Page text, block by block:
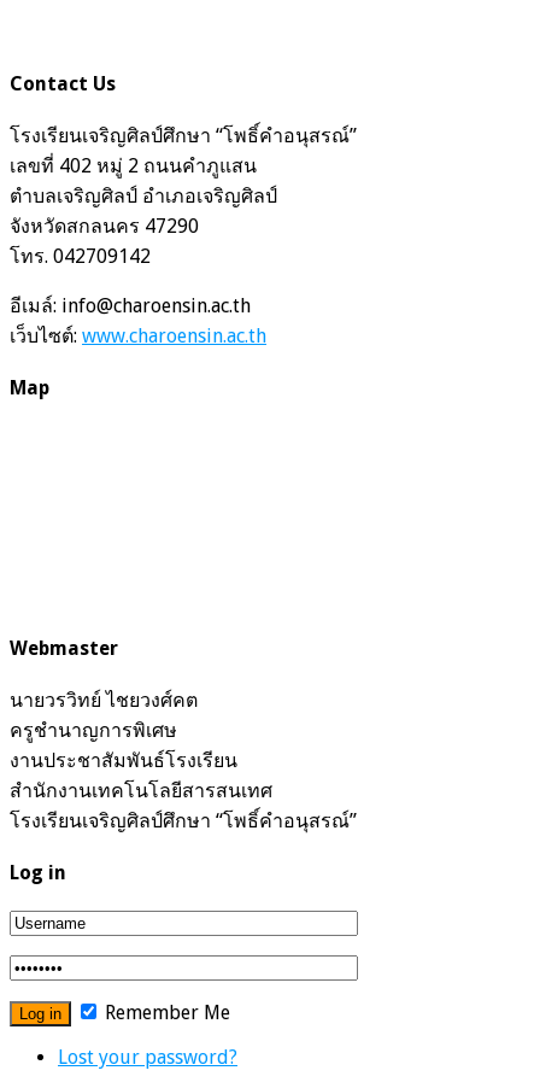
Contact Us
โรงเรียนเจริญศิลป์ศึกษา “โพธิ์คำอนุสรณ์”
เลขที่ 402 หมู่ 2 ถนนคำภูแสน
ตำบลเจริญศิลป์ อำเภอเจริญศิลป์
จังหวัดสกลนคร 47290
โทร. 042709142
อีเมล์: info@charoensin.ac.th
เว็บไซต์: www.charoensin.ac.th
Map
Webmaster
นายวรวิทย์ ไชยวงศ์คต
ครูชำนาญการพิเศษ
งานประชาสัมพันธ์โรงเรียน
สำนักงานเทคโนโลยีสารสนเทศ
โรงเรียนเจริญศิลป์ศึกษา “โพธิ์คำอนุสรณ์”
Log in
Remember Me
Lost your password?